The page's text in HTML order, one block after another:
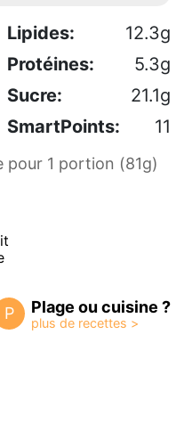
Lipides:
12.3g
Protéines:
5.3g
Sucre:
21.1g
SmartPoints: 11
1 portion (81g)
P Plage ou cuisine ?